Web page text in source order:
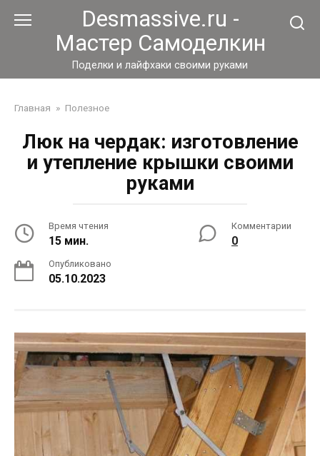
Desmassive.ru -
Мастер Самоделкин
Поделки и лайфхаки своими руками
Главная » Полезное
Люк на чердак: изготовление
и утепление крышки своими
руками
Время чтения
15 мин.
Комментарии
0
Опубликовано
05.10.2023